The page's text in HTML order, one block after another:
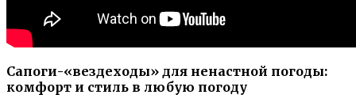
Сапоги-«вездеходы» для ненастной погоды:
комфорт и стиль в любую погоду